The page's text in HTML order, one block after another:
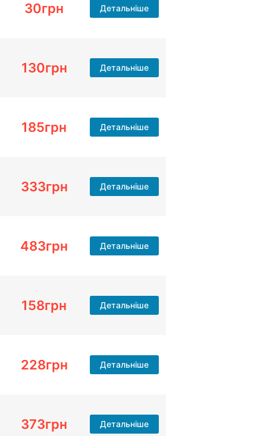
30грн Детальніше
130грн Детальніше
185грн Детальніше
333грн Детальніше
483грн Детальніше
158грн Детальніше
228грн Детальніше
373грн Детальніше